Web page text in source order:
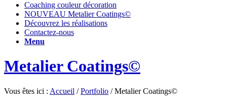
Coaching couleur décoration
NOUVEAU Metalier Coatings©
Découvrez les réalisations
Contactez-nous
Menu
Metalier Coatings©
Vous êtes ici : Accueil / Portfolio / Metalier Coatings©